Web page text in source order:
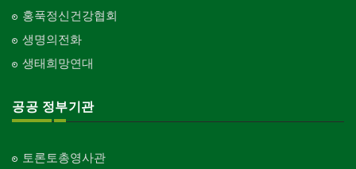
홍푹정신건강협회
생명의전화
생태희망연대
공공 정부기관
토론토총영사관